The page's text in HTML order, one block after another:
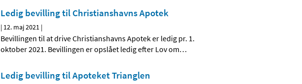
Ledig bevilling til Christianshavns Apotek
| 12. maj 2021 |
Bevillingen til at drive Christianshavns Apotek er ledig pr. 1.
oktober 2021. Bevillingen er opslået ledig efter Lov om…
Ledig bevilling til Apoteket Trianglen